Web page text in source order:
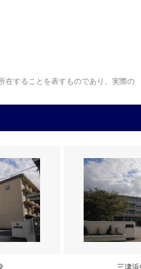
在することを表すものであり、実際の
三津